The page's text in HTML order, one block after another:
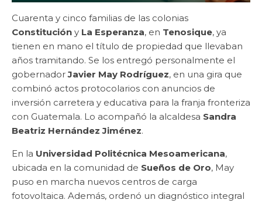
Cuarenta y cinco familias de las colonias
Constitución y La Esperanza, en Tenosique, ya
tienen en mano el título de propiedad que llevaban
años tramitando. Se los entregó personalmente el
gobernadorJavier May Rodríguez, en una gira que
combinó actos protocolarios con anuncios de
inversión carretera y educativa para la franja fronteriza
con Guatemala. Lo acompañó la alcaldesa Sandra
Beatriz Hernández Jiménez.
En la Universidad Politécnica Mesoamericana,
ubicada en la comunidad de Sueños de Oro, May
puso en marcha nuevos centros de carga
fotovoltaica. Además, ordenó un diagnóstico integral